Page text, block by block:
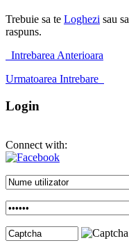
Trebuie sa te Loghezi sau
raspuns.
Intrebarea Anterioara
Urmatoarea Intrebare
Login
Connect with: